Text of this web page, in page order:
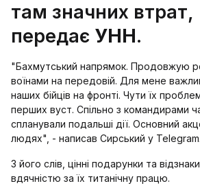
там значних втрат,
передає УНН.
"Бахмутський напрямок. Продовжую
воїнами на передовій. Для мене
наших бійців на фронті. Чути їх
перших вуст. Спільно з командирами
спланували подальші дії. Основний
людях", - написав Сирський у Telegram.
З його слів, цінні подарунки та
вдячністю за їх титанічну працю.